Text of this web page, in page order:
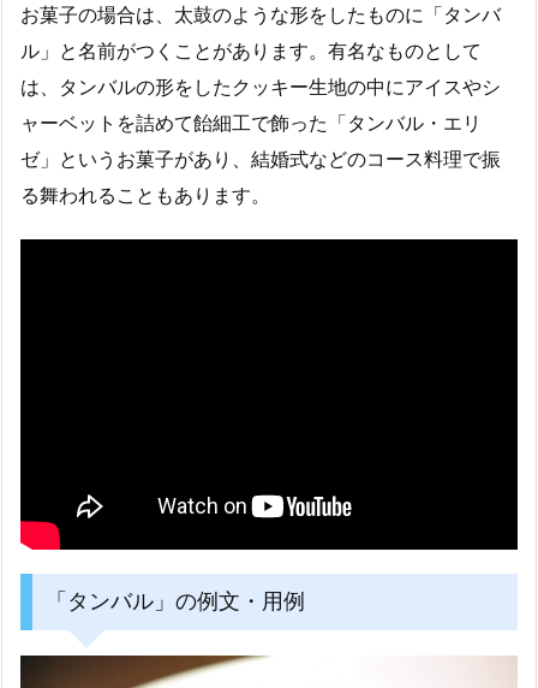
お菓子の場合は、太鼓のような形をしたものに「タンバ
ル」と名前がつくことがあります。有名なものとして
は、タンバルの形をしたクッキー生地の中にアイスやシ
ャーベットを詰めて飴細工で飾った「タンバル・エリ
ゼ」というお菓子があり、結婚式などのコース料理で振
る舞われることもあります。
「タンバル」の例文・用例